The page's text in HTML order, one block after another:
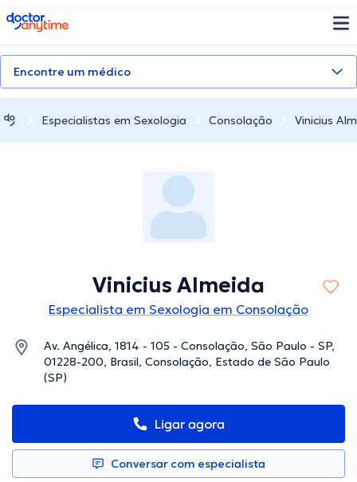
doctoranytime
Encontre um médico
Especialistas em Sexologia Consolação Vinicius
Vinicius Almeida
Especialista em Sexologia em Consolação
Av. Angélica, 1814 - 105 - Consolação, São Paulo - SP,
01228-200, Brasil, Consolação, Estado de São Paulo
(SP)
Ligar agora
Conversar com especialista